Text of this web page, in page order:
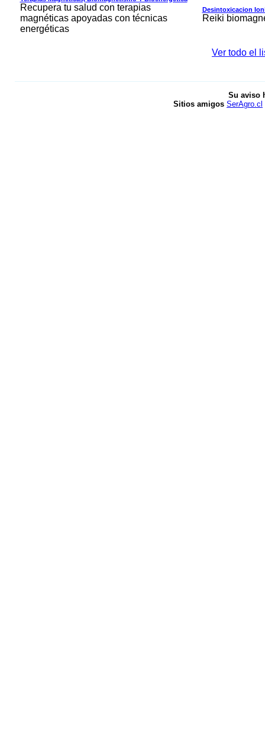
Recupera tu salud con terapias
magnéticas apoyadas con técnicas
energéticas
Desintoxicacion
Reiki
Ver todo el
Su aviso
Sitios amigos SerAgro.cl